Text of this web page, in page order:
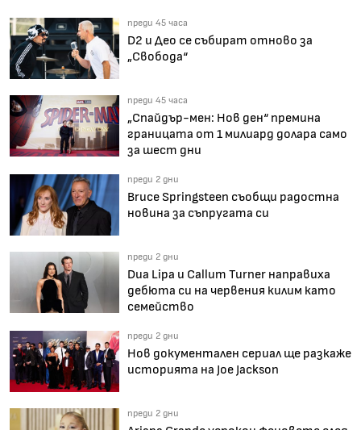
преди 45 часа
D2 и Део се събират отново за
„Свобода“
преди 45 часа
„Спайдър-мен: Нов ден“ премина
границата от 1 милиард долара само
за шест дни
преди 2 дни
Bruce Springsteen съобщи радостна
новина за съпругата си
преди 2 дни
Dua Lipa и Callum Turner направиха
дебюта си на червения килим като
семейство
преди 2 дни
Нов документален сериал ще разкаже
историята на Joe Jackson
преди 2 дни